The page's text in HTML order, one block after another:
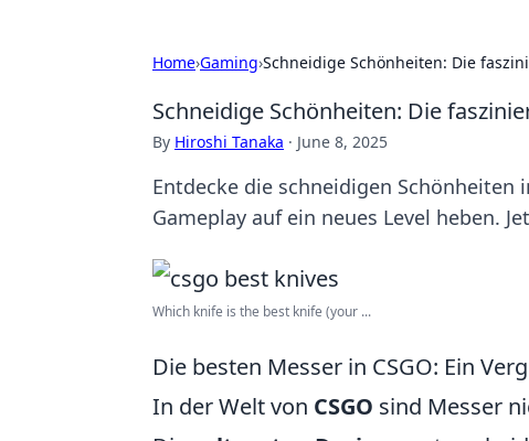
Home›Gaming›Schneidige Schönheiten: Die
Schneidige Schönheiten: Die
By Hiroshi Tanaka · June 8, 2025
Entdecke die schneidigen Schönheiten
Gameplay auf ein neues Level heben.
Which knife is the best knife (your ...
Die besten Messer in CSGO: Ein
In der Welt von CSGO sind Messer